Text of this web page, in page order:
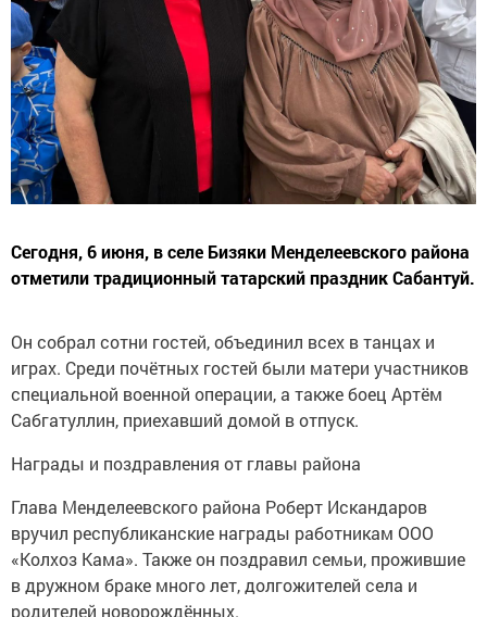
Сегодня, 6 июня, в селе Бизяки Менделеевского района
отметили традиционный татарский праздник Сабантуй.
Он собрал сотни гостей, объединил всех в танцах и
играх. Среди почётных гостей были матери участников
специальной военной операции, а также боец Артём
Сабгатуллин, приехавший домой в отпуск.
Награды и поздравления от главы района
Глава Менделеевского района Роберт Искандаров
вручил республиканские награды работникам ООО
«Колхоз Кама». Также он поздравил семьи, прожившие
в дружном браке много лет, долгожителей села и
родителей новорождённых.